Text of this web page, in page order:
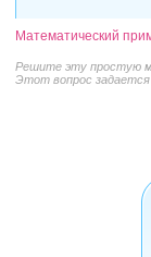
Этот вопрос
Математический
Решите эту простую